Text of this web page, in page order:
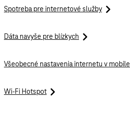
Spotreba pre internetové služby
Dáta navyše pre blízkych
Všeobecné nastavenia internetu v mobile
Wi-Fi Hotspot